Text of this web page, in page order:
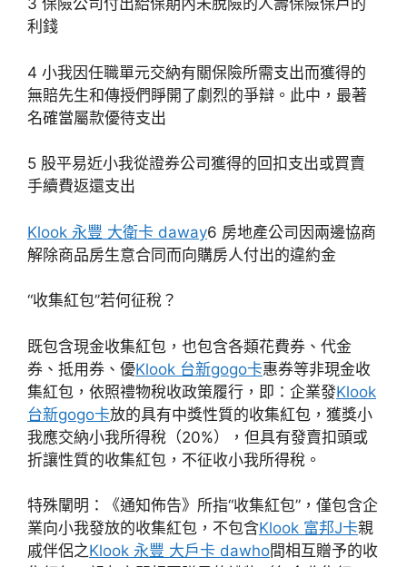
3 保險公司付出給保期內未脫險的人壽保險保戶的
利錢
4 小我因任職單元交納有關保險所需支出而獲得的
無賠先生和傳授們睜開了劇烈的爭辯。此中，最著
名確當屬款優待支出
5 股平易近小我從證券公司獲得的回扣支出或買賣
手續費返還支出
Klook 永豐 大衛卡 daway6 房地產公司因兩邊協商
解除商品房生意合同而向購房人付出的違約金
“收集紅包”若何征稅？
既包含現金收集紅包，也包含各類花費券、代金
券、抵用券、優Klook 台新gogo卡惠券等非現金收
集紅包，依照禮物稅收政策履行，即：企業發Klook
台新gogo卡放的具有中獎性質的收集紅包，獲獎小
我應交納小我所得稅（20%），但具有發賣扣頭或
折讓性質的收集紅包，不征收小我所得稅。
特殊闡明：《通知佈告》所指“收集紅包”，僅包含企
業向小我發放的收集紅包，不包含Klook 富邦J卡親
戚伴侶之Klook 永豐 大戶卡 dawho間相互贈予的收